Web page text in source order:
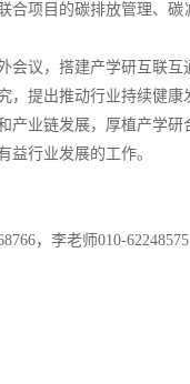
合项目的碳排放管理、
议，搭建产学研互联互
提出推动行业持续健康
业链发展，厚植产学研
益行业发展的工作。
，李老师010-62248575